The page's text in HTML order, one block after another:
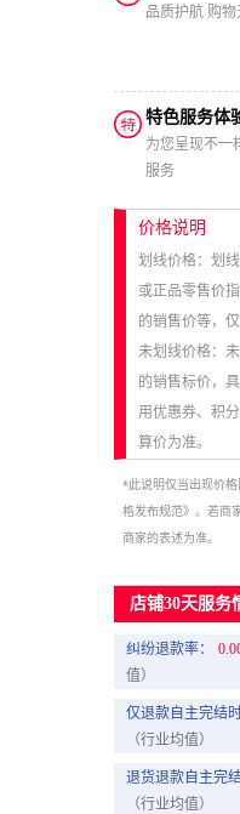
品质护航 购物
特色服务体
为您呈现不一
服务
价格说明
划线价格：划
或正品零售价
的销售价等，仅
未划线价格：
的销售标价，
用优惠券、积
算价为准。
*此说明仅当出现价
格发布规范》。若商
商家的表述为准。
店铺30天服务
纠纷退款率：
值）
仅退款自主完结时
（行业均值）
退货退款自主完结
（行业均值）